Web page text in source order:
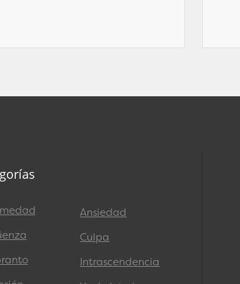
Ansiedad
Culpa
Intrascendencia